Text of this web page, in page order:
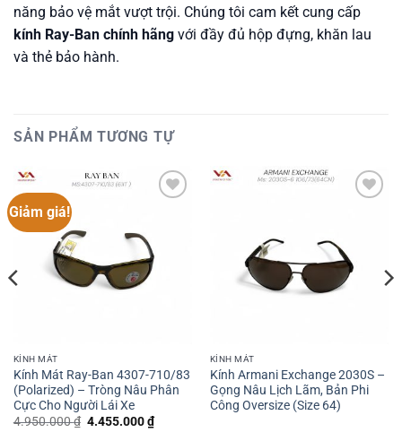
năng bảo vệ mắt vượt trội. Chúng tôi cam kết cung cấp
kính Ray-Ban chính hãng với đầy đủ hộp đựng, khăn lau
và thẻ bảo hành.
SẢN PHẨM TƯƠNG TỰ
Giảm giá!
KÍNH MÁT
Kính Mát Ray-Ban 4307-710/83
(Polarized) – Tròng Nâu Phân
Cực Cho Người Lái Xe
4.950.000₫ Giá
4.455.000₫Giá
hiện
KÍNH MÁT
Kính Armani Exchange 2030S –
Gọng Nâu Lịch Lãm, Bản Phi
Công Oversize (Size 64)